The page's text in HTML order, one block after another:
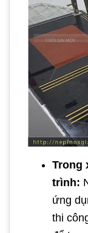
Trong
trình:
ứng
thi